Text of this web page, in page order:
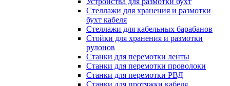
Стеллажи для хранения и размотки
бухт кабеля
Стеллажи для кабельных барабанов
Стойки для хранения и размотки
рулонов
Станки для перемотки ленты
Станки для перемотки проволоки
Станки для перемотки РВД
Станки для протяжки кабеля